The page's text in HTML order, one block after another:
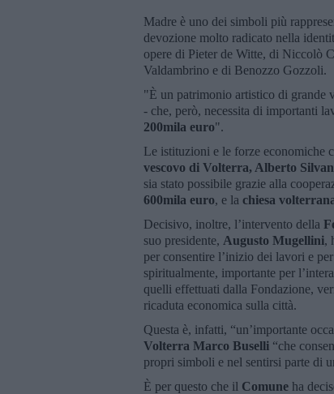
Madre è uno dei simboli più
devozione molto radicato nella
opere di Pieter de Witte, di Niccolò
Valdambrino e di Benozzo Gozzoli.
"È un patrimonio artistico di grande
- che, però, necessita di importanti
200mila euro".
Le istituzioni e le forze economiche
vescovo di Volterra, Alberto
sia stato possibile grazie alla
600mila euro, e la chiesa
Decisivo, inoltre, l’intervento della
suo presidente, Augusto Mugellini,
per consentire l’inizio dei lavori e
spiritualmente, importante per
quelli effettuati dalla Fondazione,
ricaduta economica sulla città.
Questa è, infatti, “un’importante
Volterra Marco Buselli “che
propri simboli e nel sentirsi parte di
È per questo che il Comune ha